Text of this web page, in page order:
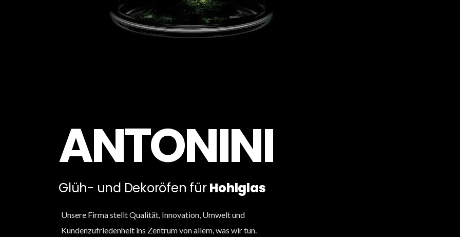
ANTONINI
Glüh- und Dekoröfen fürHohlglas
Unsere Firma stellt Qualität, Innovation, Umwelt und
Kundenzufriedenheit ins Zentrum von allem, was wir tun.